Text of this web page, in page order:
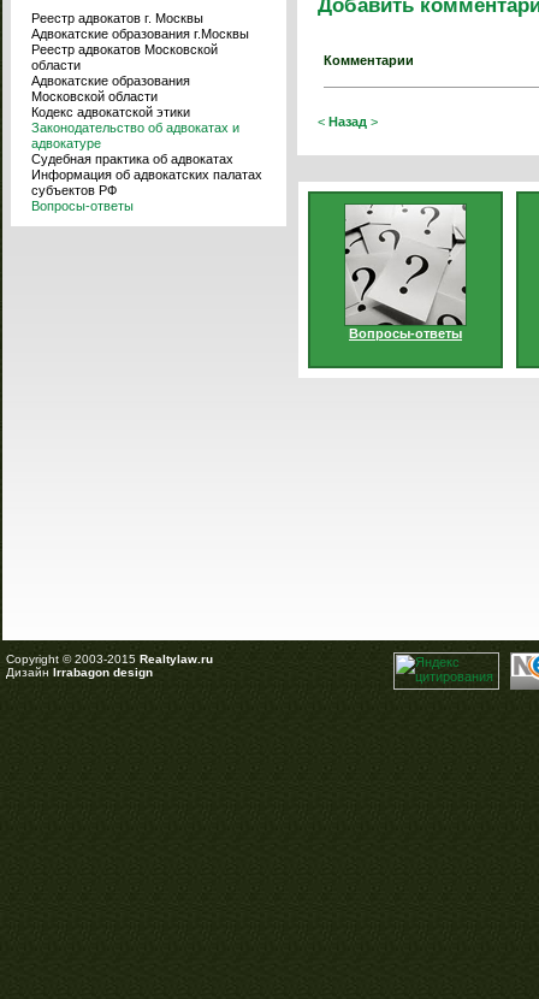
Реестр адвокатов г. Москвы
Адвокатские образования г.Москвы
Реестр адвокатов Московской
области
Адвокатские образования
Московской области
Кодекс адвокатской этики
Законодательство об адвокатах и
адвокатуре
Судебная практика об адвокатах
Информация об адвокатских палатах
субъектов РФ
Вопросы-ответы
Добавить
Комментарии
< Назад >
Вопросы-ответы
Copyright © 2003-2015 Realtylaw.ru
Дизайн Irrabagon design